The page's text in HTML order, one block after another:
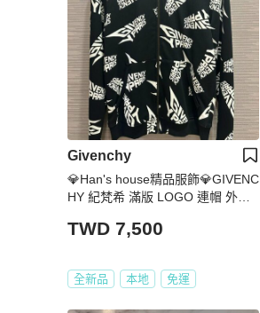
Givenchy
💎Han's house精品服飾💎GIVENC
HY 紀梵希 滿版 LOGO 連帽 外套
TWD 7,500
全新品 本地 免運